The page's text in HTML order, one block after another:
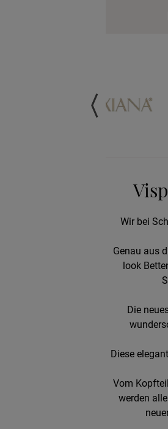
Wir bei
Genau aus
look
Die
Diese
Vom
werden